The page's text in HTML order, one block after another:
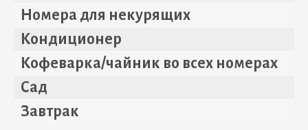
Номера для некурящих
Кондиционер
Кофеварка/чайник во всех номерах
Сад
Завтрак